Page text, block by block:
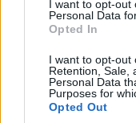
use your data for
consent section.
I want to opt-out
Personal Data
Opted In
I want to opt-out
Retention, Sale,
Personal Data
Purposes for
Opted Out